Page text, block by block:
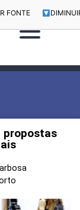
FONTE
propostas